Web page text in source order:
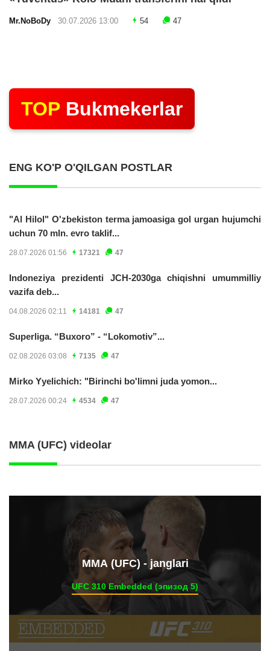
Mr.NoBoDy 30.07.2026 13:00 54 47
TOP Bukmekerlar
ENG KO'P O'QILGAN POSTLAR
"Al Hilol" O'zbekiston terma jamoasiga gol urgan hujumchi
uchun 70 mln. evro taklif...
28.07.2026 01:56 17321 47
Indoneziya prezidenti JCH-2030ga chiqishni umummilliy
vazifa deb...
04.08.2026 02:11 14181 47
Superliga. “Buxoro” - “Lokomotiv”...
02.08.2026 03:08 7135 47
Mirko Yyelichich: "Birinchi bo'limni juda yomon...
28.07.2026 00:24 4534 47
MMA (UFC) videolar
ММА (UFC) - janglari
UFC 310 Embedded (эпизод 5)